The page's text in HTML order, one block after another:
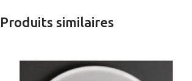
Produits similaires